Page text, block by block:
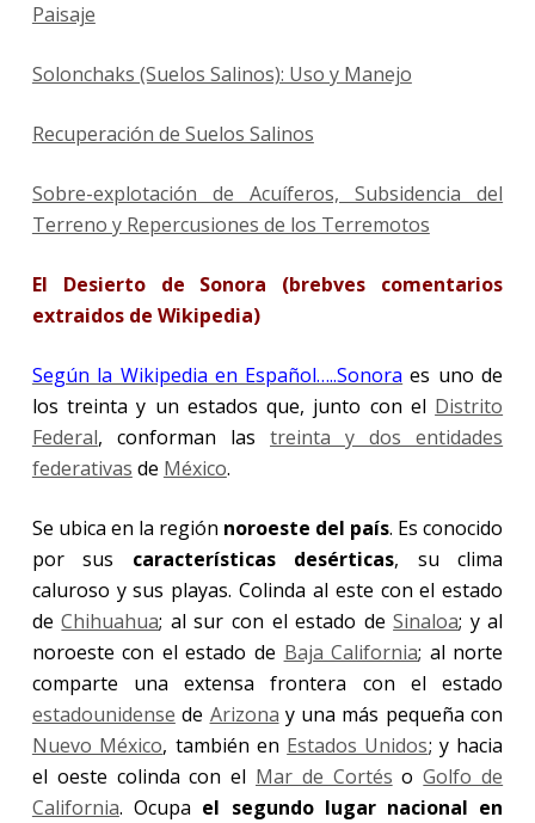
Paisaje
Solonchaks (Suelos Salinos): Uso y Manejo
Recuperación de Suelos Salinos
Sobre-explotación de Acuíferos, Subsidencia del
Terreno y Repercusiones de los Terremotos
El Desierto de Sonora (brebves comentarios
extraidos de Wikipedia)
Según la Wikipedia en Español…..Sonora es uno de
los treinta y un estados que, junto con el Distrito
Federal, conforman las treinta y dos entidades
federativas de México.
Se ubica en la región noroeste del país. Es conocido
por sus características desérticas, su clima
caluroso y sus playas. Colinda al este con el estado
deChihuahua; al sur con el estado deSinaloa; y al
noroeste con el estado de Baja California; al norte
comparte una extensa frontera con el estado
estadounidense de Arizona y una más pequeña con
Nuevo México, también en Estados Unidos; y hacia
el oeste colinda con el Mar de Cortés oGolfo de
California. Ocupa el segundo lugar nacional en